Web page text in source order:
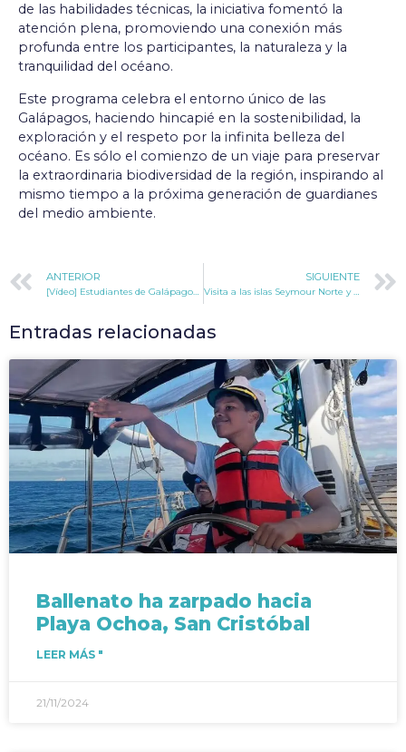
de las habilidades técnicas, la iniciativa fomentó la
atención plena, promoviendo una conexión más
profunda entre los participantes, la naturaleza y la
tranquilidad del océano.
Este programa celebra el entorno único de las
Galápagos, haciendo hincapié en la sostenibilidad, la
exploración y el respeto por la infinita belleza del
océano. Es sólo el comienzo de un viaje para preservar
la extraordinaria biodiversidad de la región, inspirando al
mismo tiempo a la próxima generación de guardianes
del medio ambiente.
ANTERIOR
[Vídeo] Estudiantes de Galápagos hablan con la Estación Espacial Internacional
SIGUIENTE
Visita a las islas Seymour Norte y Mosquera
Entradas relacionadas
Ballenato ha zarpado hacia
Playa Ochoa, San Cristóbal
LEER MÁS "
21/11/2024